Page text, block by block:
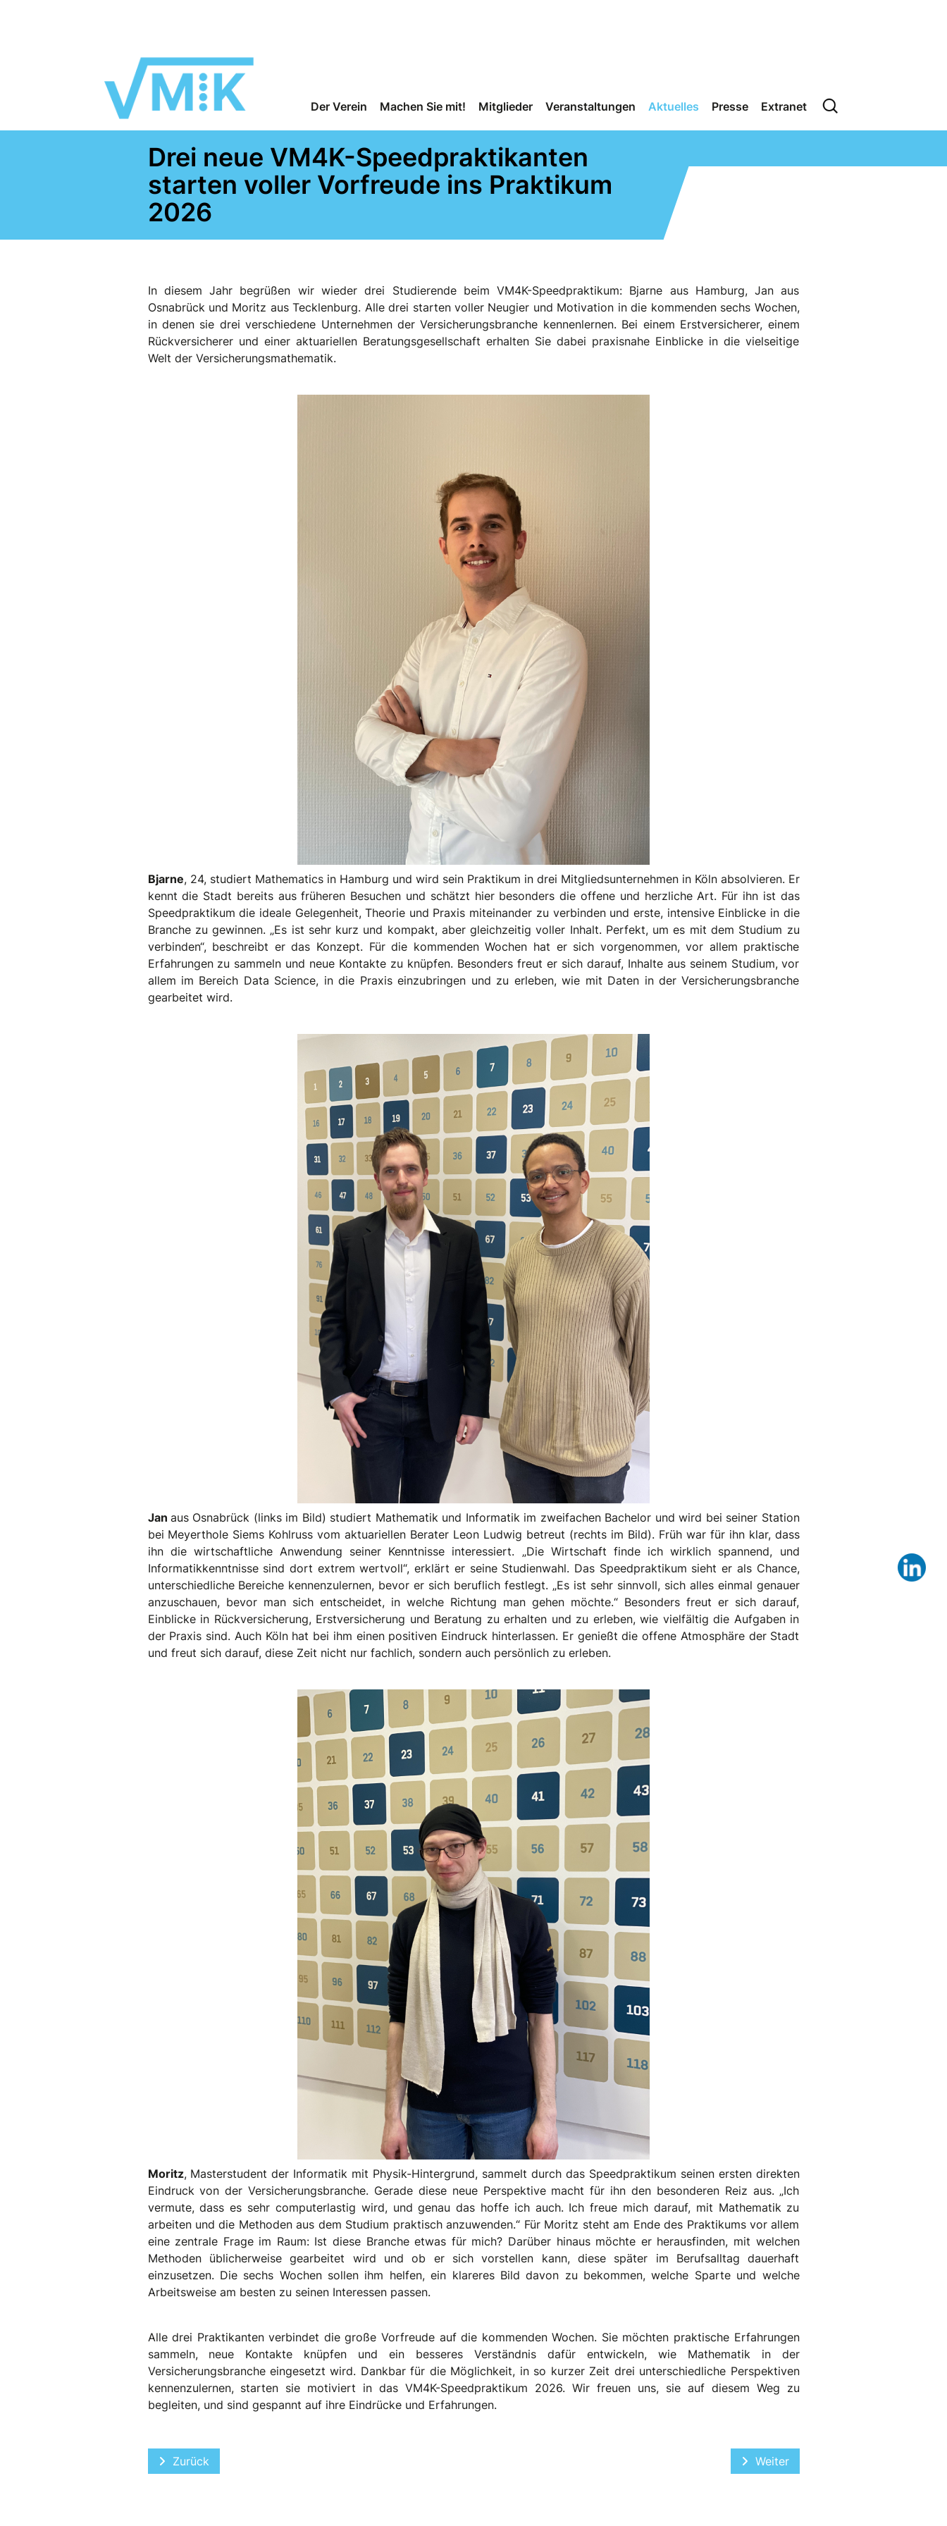
Der Verein Machen Sie mit! Mitglieder Veranstaltungen Aktuelles Presse Extranet
Drei neue VM4K-Speedpraktikanten
starten voller Vorfreude ins Praktikum
2026
In diesem Jahr begrüßen wir wieder drei Studierende beim VM4K-Speedpraktikum: Bjarne aus Hamburg, Jan aus
Osnabrück und Moritz aus Tecklenburg. Alle drei starten voller Neugier und Motivation in die kommenden sechs Wochen,
in denen sie drei verschiedene Unternehmen der Versicherungsbranche kennenlernen. Bei einem Erstversicherer, einem
Rückversicherer und einer aktuariellen Beratungsgesellschaft erhalten Sie dabei praxisnahe Einblicke in die vielseitige
Welt der Versicherungsmathematik.
Bjarne, 24, studiert Mathematics in Hamburg und wird sein Praktikum in drei Mitgliedsunternehmen in Köln absolvieren. Er
kennt die Stadt bereits aus früheren Besuchen und schätzt hier besonders die offene und herzliche Art. Für ihn ist das
Speedpraktikum die ideale Gelegenheit, Theorie und Praxis miteinander zu verbinden und erste, intensive Einblicke in die
Branche zu gewinnen. „Es ist sehr kurz und kompakt, aber gleichzeitig voller Inhalt. Perfekt, um es mit dem Studium zu
verbinden“, beschreibt er das Konzept. Für die kommenden Wochen hat er sich vorgenommen, vor allem praktische
Erfahrungen zu sammeln und neue Kontakte zu knüpfen. Besonders freut er sich darauf, Inhalte aus seinem Studium, vor
allem im Bereich Data Science, in die Praxis einzubringen und zu erleben, wie mit Daten in der Versicherungsbranche
gearbeitet wird.
Jan aus Osnabrück (links im Bild) studiert Mathematik und Informatik im zweifachen Bachelor und wird bei seiner Station
bei Meyerthole Siems Kohlruss vom aktuariellen Berater Leon Ludwig betreut (rechts im Bild). Früh war für ihn klar, dass
ihn die wirtschaftliche Anwendung seiner Kenntnisse interessiert. „Die Wirtschaft finde ich wirklich spannend, und
Informatikkenntnisse sind dort extrem wertvoll“, erklärt er seine Studienwahl. Das Speedpraktikum sieht er als Chance,
unterschiedliche Bereiche kennenzulernen, bevor er sich beruflich festlegt. „Es ist sehr sinnvoll, sich alles einmal genauer
anzuschauen, bevor man sich entscheidet, in welche Richtung man gehen möchte.“ Besonders freut er sich darauf,
Einblicke in Rückversicherung, Erstversicherung und Beratung zu erhalten und zu erleben, wie vielfältig die Aufgaben in
der Praxis sind. Auch Köln hat bei ihm einen positiven Eindruck hinterlassen. Er genießt die offene Atmosphäre der Stadt
und freut sich darauf, diese Zeit nicht nur fachlich, sondern auch persönlich zu erleben.
Moritz, Masterstudent der Informatik mit Physik-Hintergrund, sammelt durch das Speedpraktikum seinen ersten direkten
Eindruck von der Versicherungsbranche. Gerade diese neue Perspektive macht für ihn den besonderen Reiz aus. „Ich
vermute, dass es sehr computerlastig wird, und genau das hoffe ich auch. Ich freue mich darauf, mit Mathematik zu
arbeiten und die Methoden aus dem Studium praktisch anzuwenden.“ Für Moritz steht am Ende des Praktikums vor allem
eine zentrale Frage im Raum: Ist diese Branche etwas für mich? Darüber hinaus möchte er herausfinden, mit welchen
Methoden üblicherweise gearbeitet wird und ob er sich vorstellen kann, diese später im Berufsalltag dauerhaft
einzusetzen. Die sechs Wochen sollen ihm helfen, ein klareres Bild davon zu bekommen, welche Sparte und welche
Arbeitsweise am besten zu seinen Interessen passen.
Alle drei Praktikanten verbindet die große Vorfreude auf die kommenden Wochen. Sie möchten praktische Erfahrungen
sammeln, neue Kontakte knüpfen und ein besseres Verständnis dafür entwickeln, wie Mathematik in der
Versicherungsbranche eingesetzt wird. Dankbar für die Möglichkeit, in so kurzer Zeit drei unterschiedliche Perspektiven
kennenzulernen, starten sie motiviert in das VM4K-Speedpraktikum 2026. Wir freuen uns, sie auf diesem Weg zu
begleiten, und sind gespannt auf ihre Eindrücke und Erfahrungen.
Vorheriger Beitrag: "Der Rundumblick macht das Praktikum besonders wertvoll."
Zurück Nächster Beitrag: Speedpraktikum
Weiter